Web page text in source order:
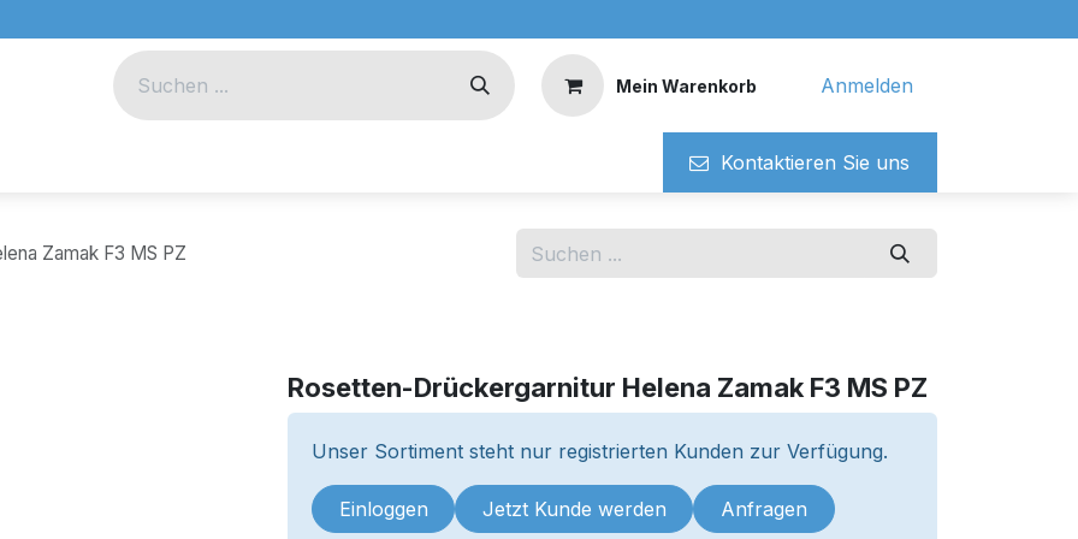
Mein Warenkorb Anmelden
Kontaktieren ​​Si​​e uns
Zamak F3 MS PZ
Rosetten-Drückergarnitur Helena Zamak F3 MS PZ
Unser Sortiment steht nur registrierten Kunden zur Verfügung.
Einloggen Jetzt Kunde werden Anfragen